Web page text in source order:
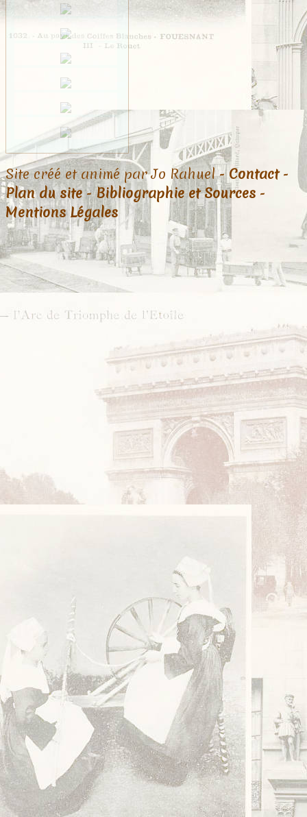
Site créé et animé par Jo Rahuel - Contact-
Plan du site-Bibliographie et Sources -
Mentions Légales